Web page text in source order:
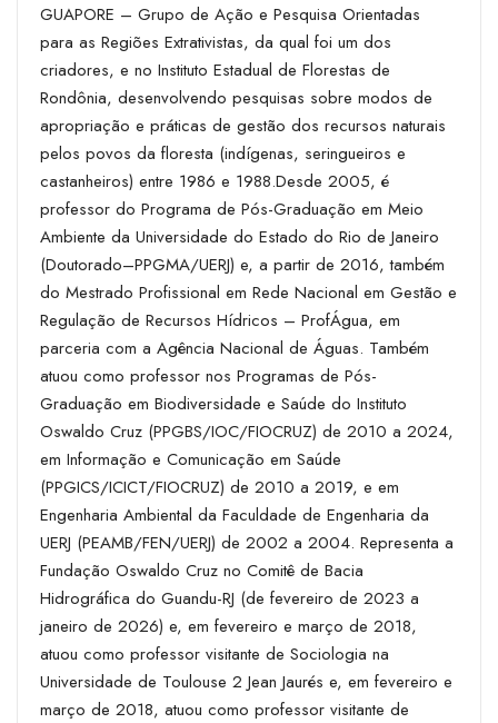
GUAPORE – Grupo de Ação e Pesquisa Orientadas
para as Regiões Extrativistas, da qual foi um dos
criadores, e no Instituto Estadual de Florestas de
Rondônia, desenvolvendo pesquisas sobre modos de
apropriação e práticas de gestão dos recursos naturais
pelos povos da floresta (indígenas, seringueiros e
castanheiros) entre 1986 e 1988.Desde 2005, é
professor do Programa de Pós-Graduação em Meio
Ambiente da Universidade do Estado do Rio de Janeiro
(Doutorado–PPGMA/UERJ) e, a partir de 2016, também
do Mestrado Profissional em Rede Nacional em Gestão e
Regulação de Recursos Hídricos – ProfÁgua, em
parceria com a Agência Nacional de Águas. Também
atuou como professor nos Programas de Pós-
Graduação em Biodiversidade e Saúde do Instituto
Oswaldo Cruz (PPGBS/IOC/FIOCRUZ) de 2010 a 2024,
em Informação e Comunicação em Saúde
(PPGICS/ICICT/FIOCRUZ) de 2010 a 2019, e em
Engenharia Ambiental da Faculdade de Engenharia da
UERJ (PEAMB/FEN/UERJ) de 2002 a 2004. Representa a
Fundação Oswaldo Cruz no Comitê de Bacia
Hidrográfica do Guandu-RJ (de fevereiro de 2023 a
janeiro de 2026) e, em fevereiro e março de 2018,
atuou como professor visitante de Sociologia na
Universidade de Toulouse 2 Jean Jaurés e, em fevereiro e
março de 2018, atuou como professor visitante de